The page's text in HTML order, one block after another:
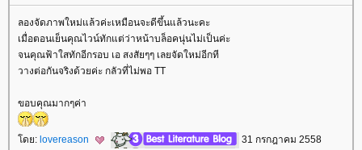
ลองจัดภาพใหม่แล้วค่ะเหมือนจะดีขึ้นแล้วนะคะ
เมื่อตอนเย็นคุณไวน์ทักแต่ว่าหน้าบล็อคนุ่นไม่เป็นค่ะ
จนคุณฟ้าใสทักอีกรอบ เอ สงสัยๆๆ เลยจัดใหม่อีกที
วางต่อกันจริงด้วยค่ะ กลัวที่ไม่พอ TT
ขอบคุณมากๆค่า
ดย: lovereason
31 กรกฎาคม 2558